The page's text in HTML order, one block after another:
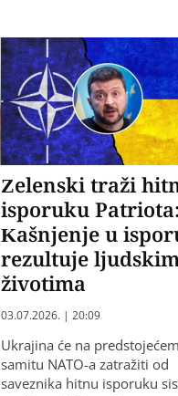
Zelenski traži
isporuku Patriota:
Kašnjenje u
rezultuje
životima
03.07.2026. | 20:09
Ukrajina će na predstojećem
samitu NATO-a zatražiti od
saveznika hitnu isporuku